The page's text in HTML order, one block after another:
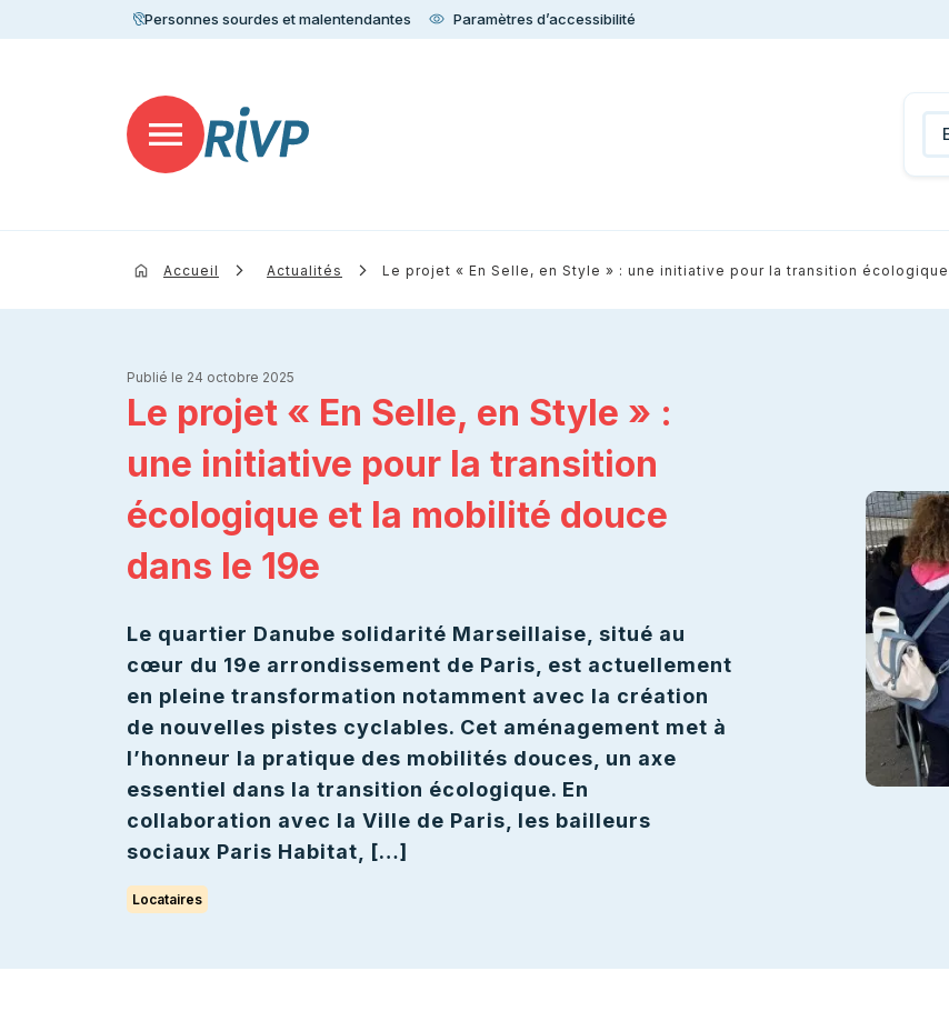
Personnes sourdes et malentendantes Paramètres d’accessibilité
Accueil Actualités Le projet « En Selle, en Style » : une initiative pour la transition
Publié le 24 octobre 2025
Le projet « En Selle, en Style » :
une initiative pour la transition
écologique et la mobilité douce
dans le 19e
Le quartier Danube solidarité Marseillaise, situé au
cœur du 19e arrondissement de Paris, est actuellement
en pleine transformation notamment avec la création
de nouvelles pistes cyclables. Cet aménagement met à
l’honneur la pratique des mobilités douces, un axe
essentiel dans la transition écologique. En
collaboration avec la Ville de Paris, les bailleurs
sociaux Paris Habitat, […]
Locataires